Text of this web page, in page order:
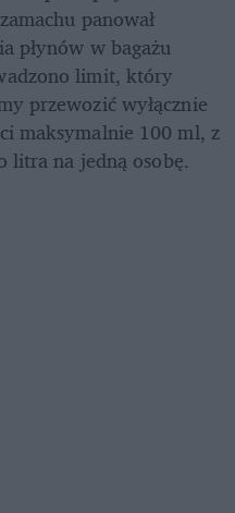
panował
płynów w bagażu
limit, który
przewozić wyłącznie
maksymalnie 100 ml, z
litra na jedną osobę.